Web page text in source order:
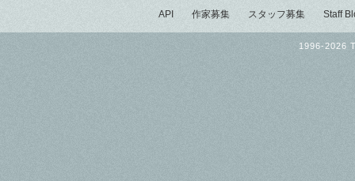
API
作家募集 スタッフ募集 Staff
1996-2026